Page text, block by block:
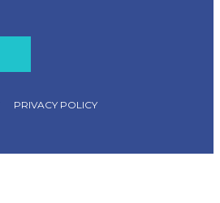
PRIVACY POLICY